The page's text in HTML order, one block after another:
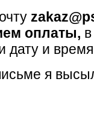
оплаты,
дату и
я